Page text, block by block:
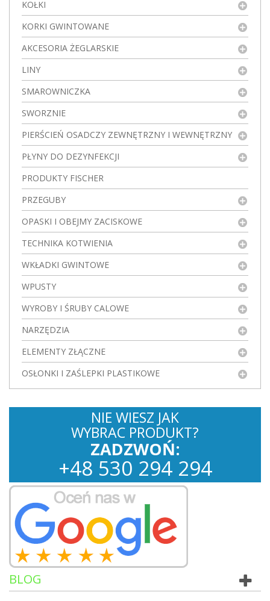
KOŁKI
KORKI GWINTOWANE
AKCESORIA ŻEGLARSKIE
LINY
SMAROWNICZKA
SWORZNIE
PIERŚCIEŃ OSADCZY ZEWNĘTRZNY I WEWNĘTRZNY
PŁYNY DO DEZYNFEKCJI
PRODUKTY FISCHER
PRZEGUBY
OPASKI I OBEJMY ZACISKOWE
TECHNIKA KOTWIENIA
WKŁADKI GWINTOWE
WPUSTY
WYROBY I ŚRUBY CALOWE
NARZĘDZIA
ELEMENTY ZŁĄCZNE
OSŁONKI I ZAŚLEPKI PLASTIKOWE
NIE WIESZ JAK
WYBRAC PRODUKT?
ZADZWOŃ:
+48 530 294 294
BLOG